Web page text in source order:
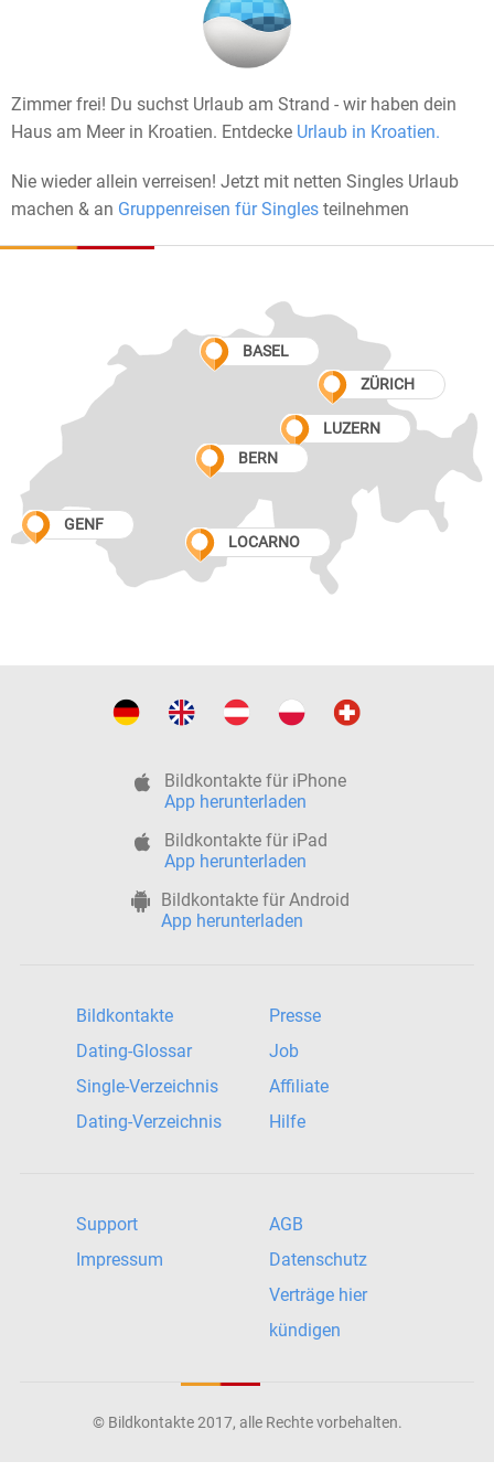
Zimmer frei! Du suchst Urlaub am Strand - wir haben dein
Haus am Meer in Kroatien. Entdecke Urlaub in Kroatien.
Nie wieder allein verreisen! Jetzt mit netten Singles Urlaub
machen & an Gruppenreisen für Singles teilnehmen
BASEL
ZÜRICH
LUZERN
BERN
LOCARNO
GENF
Bildkontakte für iPhone
App herunterladen
Bildkontakte für iPad
App herunterladen
Bildkontakte für Android
App herunterladen
Bildkontakte
Dating-Glossar
Single-Verzeichnis
Dating-Verzeichnis
Presse
Job
Affiliate
Hilfe
Support
Impressum
AGB
Datenschutz
Verträge hier
kündigen
© Bildkontakte 2017, alle Rechte vorbehalten.